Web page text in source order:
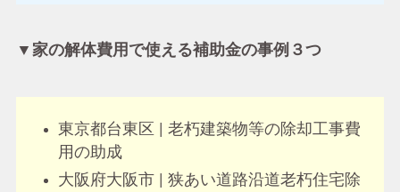
▼家の解体費用で使える補助金の事例３つ
東京都台東区 | 老朽建築物等の除却工事費
用の助成
大阪府大阪市 | 狭あい道路沿道老朽住宅除